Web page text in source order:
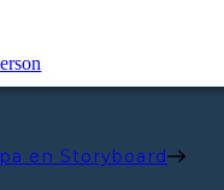
en Storyboard